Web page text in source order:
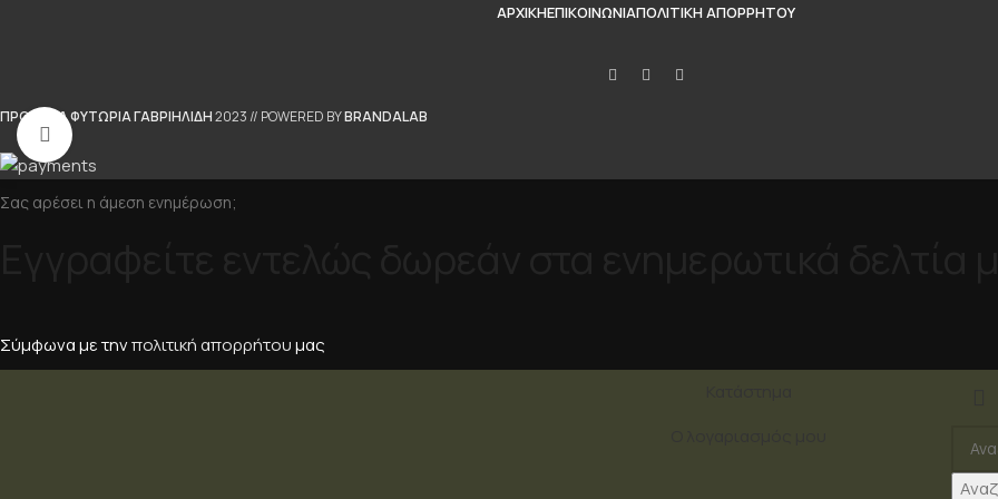
ΑΡΧΙΚΉΕΠΙΚΟΙΝΩΝΊΑΠΟΛΙΤΙΚΉ ΑΠΟΡΡΉΤΟΥ
ΠΡΟΤΥΠΑ ΦΥΤΩΡΙΑ ΓΑΒΡΙΗΛΙΔΗ2023 // POWERED BYBRANDALAB
Σας αρέσει η άμεση ενημέρωση;
Σύμφωνα με τηνπολιτική απορρήτουμας